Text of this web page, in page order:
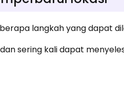
langkah yang dapat
sering kali dapat